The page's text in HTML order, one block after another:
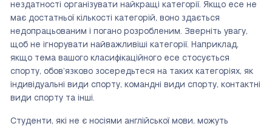
нездатності організувати найкращі категорії. Якщо есе не
має достатньої кількості категорій, воно здається
недопрацьованим і погано розробленим. Зверніть увагу,
щоб не ігнорувати найважливіші категорії. Наприклад,
якщо тема вашого класифікаційного есе стосується
спорту, обов’язково зосередьтеся на таких категоріях, як
індивідуальні види спорту, командні види спорту, контактні
види спорту та інші.
Студенти, які не є носіями англійської мови, можуть